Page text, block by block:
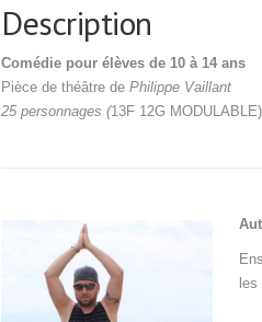
Description
Comédie pour élèves de 10 à 14 ans
Pièce de théâtre de Philippe Vaillant
25 personnages (13F 12G MODULABLE)